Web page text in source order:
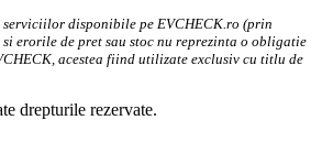
disponibile pe EVCHECK.ro (prin
erorile de pret sau stoc nu reprezinta o obligatie
acestea fiind utilizate exclusiv cu titlu de
drepturile rezervate.